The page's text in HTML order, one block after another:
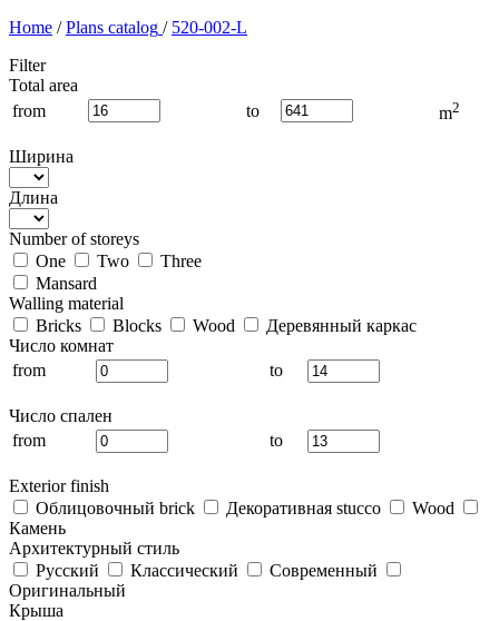
Home / Plans catalog / 520-002-L
Filter
Total area
from
to m2
Ширина
Длина
Number of storeys
One
Two
Three
Mansard
Walling material
Bricks
Blocks Wood
Деревянный каркас
Число комнат
from
to
Число спален
from
to
Exterior finish
Облицовочный brick
Декоративная stucco
Wood
Камень
Архитектурный стиль
Русский
Классический
Современный
Оригинальный
Крыша